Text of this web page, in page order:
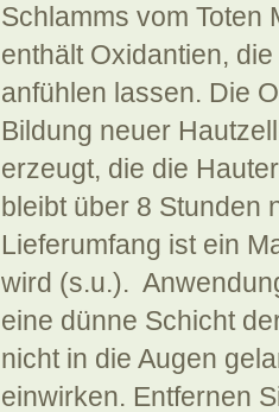
Schlamms vom
enthält Oxidantien,
anfühlen lassen. Die
Bildung neuer
erzeugt, die die
bleibt über 8 Stunden
Lieferumfang ist ein
wird (s.u.).
eine dünne Schicht
nicht in die Augen
einwirken. Entfernen